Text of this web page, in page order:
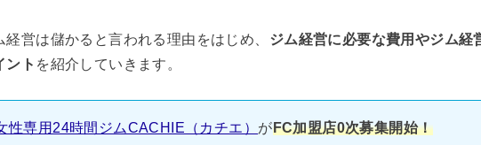
営は儲かると言われる理由をはじめ、 ジム経営に必要な費用やジム経
ント を紹介していきます。
性専用24時間ジムCACHIE（カチエ） がFC加盟店0次募集開始！